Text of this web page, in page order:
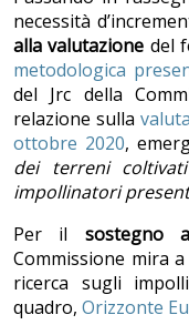
necessità
alla valutazione del
metodologica
del Jrc della
relazione sulla
ottobre 2020,
dei terreni
impollinatori
Per il sostegno
Commissione mira
ricerca sugli
quadro, Orizzonte